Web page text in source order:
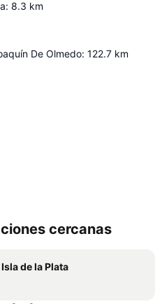
: 8.3 km
De Olmedo: 122.7 km
cercanas
Isla de la Plata